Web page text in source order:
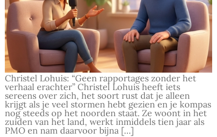
Christel Lohuis: “Geen rapportages zonder het
verhaal erachter” Christel Lohuis heeft iets
sereens over zich, het soort rust dat je alleen
krijgt als je veel stormen hebt gezien en je kompas
nog steeds op het noorden staat. Ze woont in het
zuiden van het land, werkt inmiddels tien jaar als
PMO en nam daarvoor bijna […]